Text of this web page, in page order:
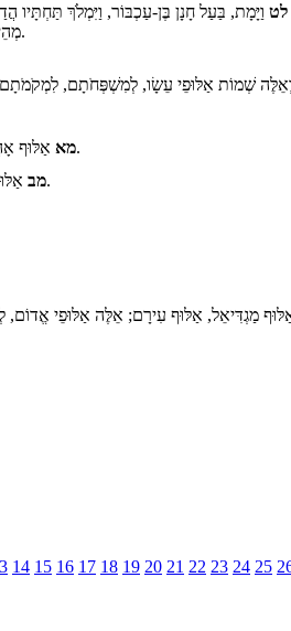
לט וַיָּמָת, בַּעַל חָנָן בֶּן-עַכְבּוֹר, וַיִּמְלֹךְ תַּחְתָּיו
מְהֵיטַבְאֵל בַּת-מַטְרֵד, בַּת מֵי זָהָב.
שְׁמוֹת אַלּוּפֵי עֵשָׂו, לְמִשְׁפְּחֹתָם,
מאאַלּוּף אָהֳלִיבָמָה אַלּוּף אֵלָה, אַלּוּף פִּינֹן.
מבאַלּוּף קְנַז אַלּוּף תֵּימָן, אַלּוּף מִבְצָר.
מַגְדִּיאֵל, אַלּוּף עִירָם; אֵלֶּה אַלּוּפֵי
14 15 16 17 18 19 20 21 22 23 24 25